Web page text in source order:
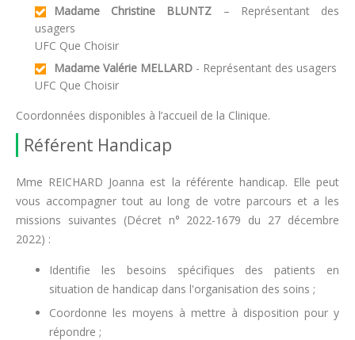
Madame Christine BLUNTZ – Représentant des
usagers
UFC Que Choisir
Madame Valérie MELLARD - Représentant des usagers
UFC Que Choisir
Coordonnées disponibles à l’accueil de la Clinique.
Référent Handicap
Mme REICHARD Joanna est la référente handicap. Elle peut
vous accompagner tout au long de votre parcours et a les
missions suivantes (Décret n° 2022-1679 du 27 décembre
2022) :
Identifie les besoins spécifiques des patients en
situation de handicap dans l'organisation des soins ;
Coordonne les moyens à mettre à disposition pour y
répondre ;